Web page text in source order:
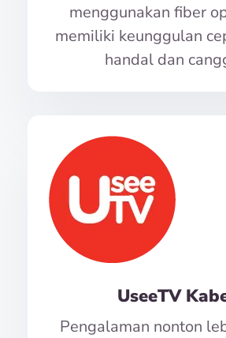
menggunakan fiber
memiliki keunggulan
handal dan
UseeTV
Pengalaman nonton